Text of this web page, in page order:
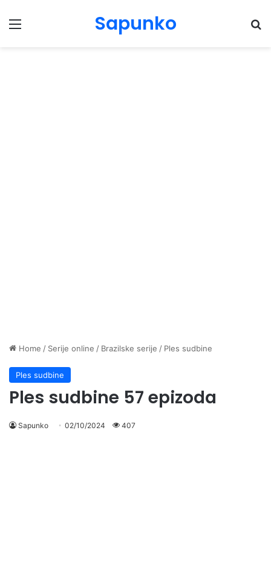
Menu Sapunko
Home / Serije online / Brazilske serije / Ples sudbine
Ples sudbine
Ples sudbine 57 epizoda
Sapunko 02/10/2024 407